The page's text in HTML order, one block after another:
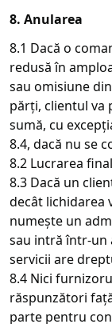
8. Anularea
8.1 Dacă o
redusă în
sau omisiune
părți, clientul va
sumă, cu
8.4, dacă nu se
8.2 Lucrarea
8.3 Dacă un
decât lichidarea
numește un
sau intră într-un
servicii are
8.4 Nici
răspunzători
parte pentru